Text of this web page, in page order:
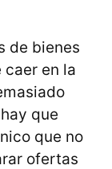
de bienes
en la
que
que no
ofertas